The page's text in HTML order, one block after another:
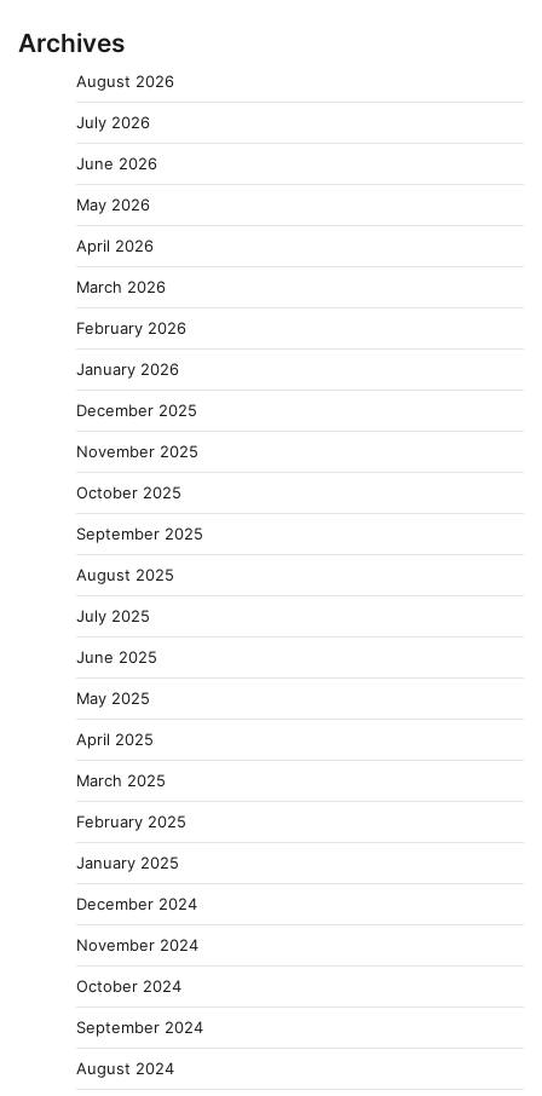
Archives
August 2026
July 2026
June 2026
May 2026
April 2026
March 2026
February 2026
January 2026
December 2025
November 2025
October 2025
September 2025
August 2025
July 2025
June 2025
May 2025
April 2025
March 2025
February 2025
January 2025
December 2024
November 2024
October 2024
September 2024
August 2024